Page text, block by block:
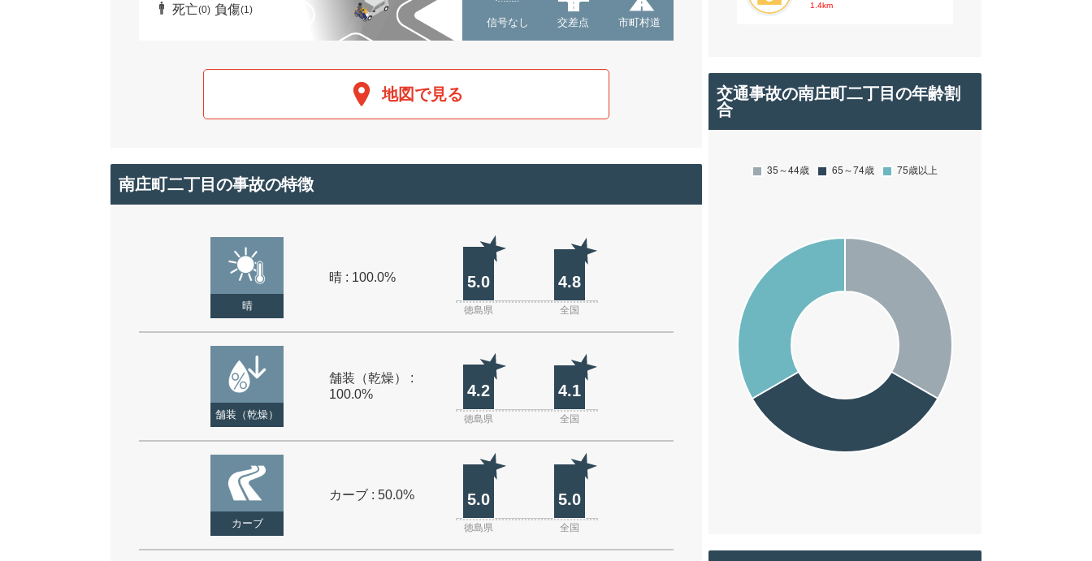
死亡(0) 負傷(1)
信号なし 交差点 市町村道
地図で見る
南庄町二丁目の事故の特徴
晴
晴 : 100.0% 5.0 4.8
徳島県 全国
舗装（乾燥）
舗装（乾燥） :
100.0%
4.2 4.1
徳島県 全国
カーブ
カーブ : 50.0% 5.0 5.0
徳島県 全国
1.4km
交通事故の南庄町二丁目の年齢割
合